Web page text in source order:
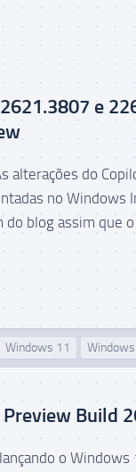
e
alterações do
no Windows
blog assim que
Windows 11
Build
o